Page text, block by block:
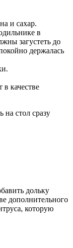
и сахар.
в
загустеть до
держалась
качестве
стол сразу
дольку
дополнительного
которую